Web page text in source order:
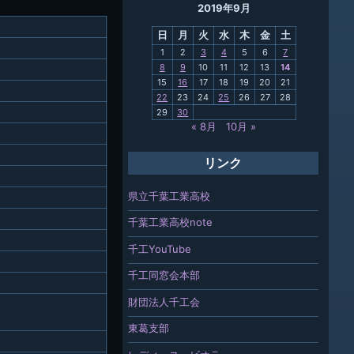
校 2019年9月
日 月 火 水 木 金 土
1 2 3 4 5 6
7
8
9 10 11 12 13
14
15
16 17 18 19 20
21
22
23 24 25 26 27
28
29
30
« 8月 10月 »
リンク
県立千葉工業高校
千葉工業高校note
千工YouTube
千工同窓会本部
財団法人千工会
東葛支部